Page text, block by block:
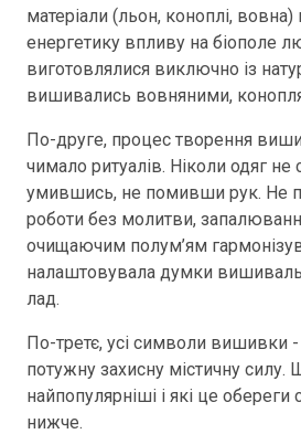
матеріали (льон, коноплі,
енергетику впливу на біополе
виготовлялися виключно із
вишивались вовняними,
По-друге, процес творення
чимало ритуалів. Ніколи одяг
умившись, не помивши рук. Не
роботи без молитви,
очищаючим полум’ям
налаштовувала думки
лад.
По-третє, усі символи вишивки
потужну захисну містичну силу.
найпопулярніші і які це
нижче.